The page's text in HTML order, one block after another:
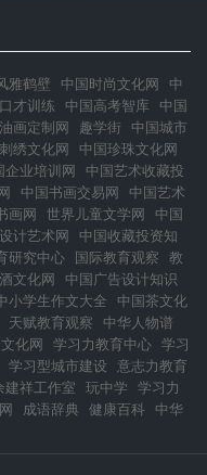
雅鹤壁 中国时尚文化网
中
才训练 中国高考智库 中国
油画定制网 趣学街
中国城市
绣文化网
中国珍珠文化网
企业培训网
中国艺术收藏投
中国书画交易网
中国艺术
画网 世界儿童文学网
中国
计艺术网
中国收藏投资知
研究中心 国际教育观察 教
文化网
中国广告设计知识
小学生作文大全
中国茶文化
天赋教育观察
中华人物谱
化网 学习力教育中心 学习
学习型城市建设 意志力教育
建祥工作室 玩中学 学习力
成语辞典 健康百科 中华